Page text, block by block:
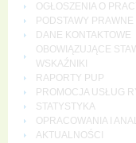
OGŁOSZENIA O
PODSTAWY PRAWNE
DANE KONTAKTOWE
OBOWIĄZUJĄCE
WSKAŹNIKI
RAPORTY PUP
PROMOCJA USŁUG
STATYSTYKA
OPRACOWANIA I
AKTUALNOŚCI